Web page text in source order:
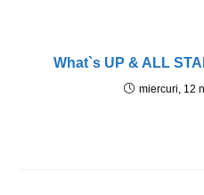
What`s UP & ALL
miercuri, 12